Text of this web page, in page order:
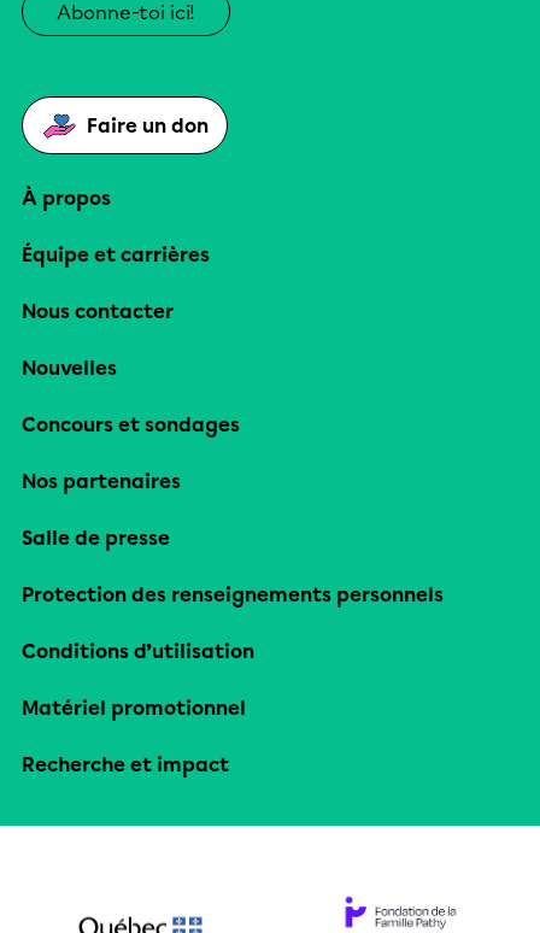
Abonne-toi ici!
Faire un don
À propos
Équipe et carrières
Nous contacter
Nouvelles
Concours et sondages
Nos partenaires
Salle de presse
Protection des renseignements personnels
Conditions d’utilisation
Matériel promotionnel
Recherche et impact